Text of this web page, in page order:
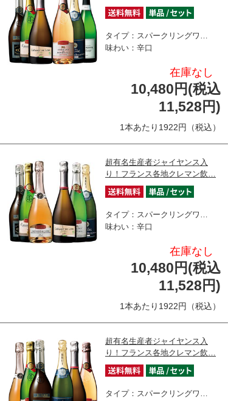
タイプ：スパークリングワ…
味わい：辛口
在庫なし
10,480円(税込
11,528円)
1本あたり1922円（税込）
超有名生産者ジャイヤンス入
り！フランス各地クレマン飲…
タイプ：スパークリングワ…
味わい：辛口
在庫なし
10,480円(税込
11,528円)
1本あたり1922円（税込）
超有名生産者ジャイヤンス入
り！フランス各地クレマン飲…
タイプ：スパークリングワ…